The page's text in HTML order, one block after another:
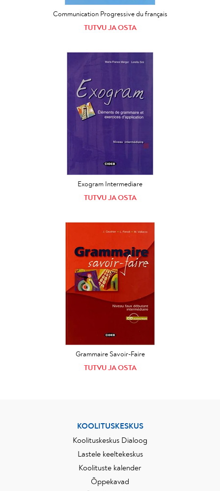
Communication Progressive du français
TUTVU JA OSTA
Exogram Intermediare
TUTVU JA OSTA
Grammaire Savoir-Faire
TUTVU JA OSTA
KOOLITUSKESKUS
Koolituskeskus Dialoog
Lastele keeltekeskus
Koolituste kalender
Õppekavad